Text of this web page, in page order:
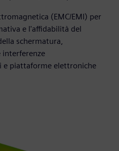
(EMC/EMI) per
e l'affidabilità del
schermatura,
interferenze
e piattaforme elettroniche